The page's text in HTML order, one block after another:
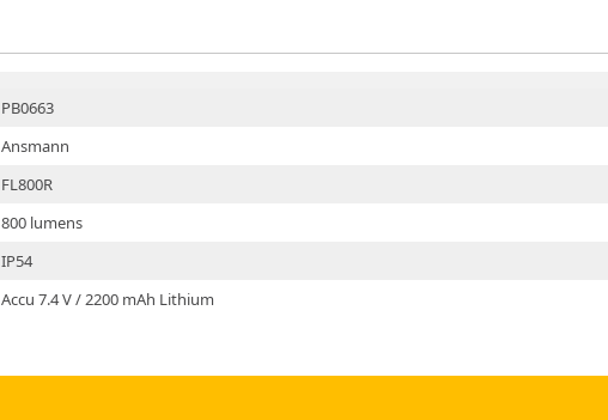
PB0663
Ansmann
FL800R
800 lumens
IP54
Accu 7.4 V / 2200 mAh Lithium